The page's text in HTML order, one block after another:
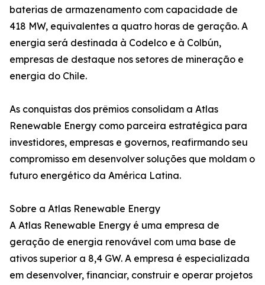
baterias de armazenamento com capacidade de
418 MW, equivalentes a quatro horas de geração. A
energia será destinada à Codelco e à Colbún,
empresas de destaque nos setores de mineração e
energia do Chile.
As conquistas dos prêmios consolidam a Atlas
Renewable Energy como parceira estratégica para
investidores, empresas e governos, reafirmando seu
compromisso em desenvolver soluções que moldam o
futuro energético da América Latina.
Sobre a Atlas Renewable Energy
A Atlas Renewable Energy é uma empresa de
geração de energia renovável com uma base de
ativos superior a 8,4 GW. A empresa é especializada
em desenvolver, financiar, construir e operar projetos